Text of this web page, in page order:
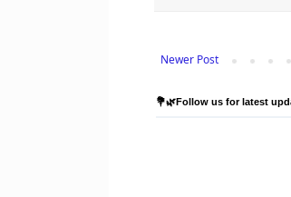
Newer Post
💐🌿Follow us for latest